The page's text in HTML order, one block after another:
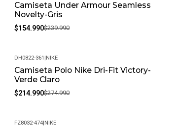
-35%
Camiseta Under Armour Seamless
Novelty-Gris
$154.990$239.990
-22%
DH0822-361 |NIKE
Camiseta Polo Nike Dri-Fit Victory-
Verde Claro
$214.990$274.990
FZ8032-474|NIKE